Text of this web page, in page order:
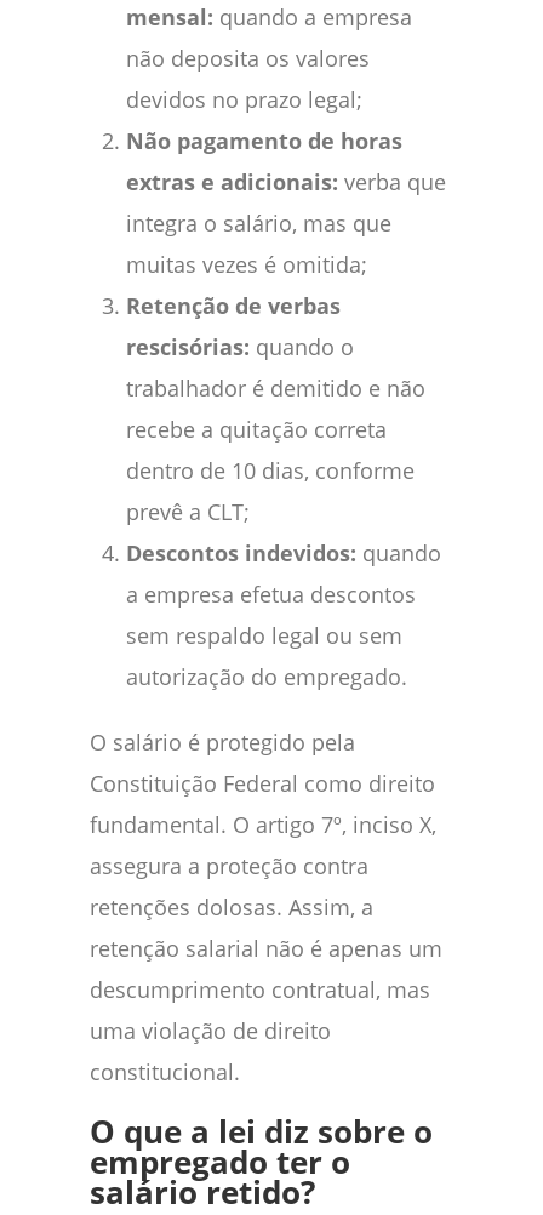
mensal: quando a empresa
não deposita os valores
devidos no prazo legal;
Não pagamento de horas
extras e adicionais: verba que
integra o salário, mas que
muitas vezes é omitida;
Retenção de verbas
rescisórias: quando o
trabalhador é demitido e não
recebe a quitação correta
dentro de 10 dias, conforme
prevê a CLT;
Descontos indevidos: quando
a empresa efetua descontos
sem respaldo legal ou sem
autorização do empregado.
O salário é protegido pela
Constituição Federal como direito
fundamental. O artigo 7º, inciso X,
assegura a proteção contra
retenções dolosas. Assim, a
retenção salarial não é apenas um
descumprimento contratual, mas
uma violação de direito
constitucional.
O que a lei diz sobre o
empregado ter o
salário retido?